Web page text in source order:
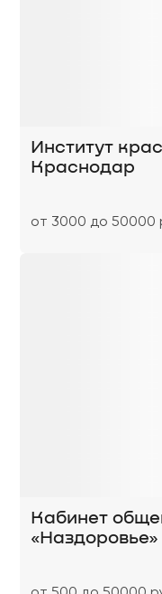
Институт
Краснодар
от 3000 до 50000
Кабинет
«Наздоровье»